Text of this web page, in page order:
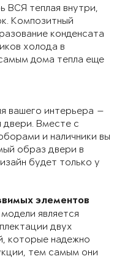
ВСЯ теплая внутри,
Композитный
конденсата
холода в
дома тепла еще
вашего интерьера —
двери. Вместе с
и наличники вы
образ двери в
будет только у
элементов
является
двух
которые надежно
тем самым они